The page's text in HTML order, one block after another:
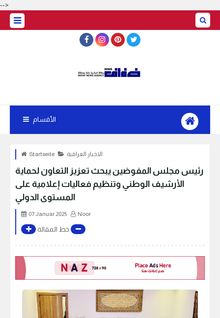
-->
الأقسام
Startseite الاخبار العراقية
رئيس مجلس المفوضين يبحث تعزيز التعاون لحماية
الأرشيف الوطني وتنظيم فعاليات إعلامية على
المستوى الدولي
07 Januar 2025 Noor
خط المقالة